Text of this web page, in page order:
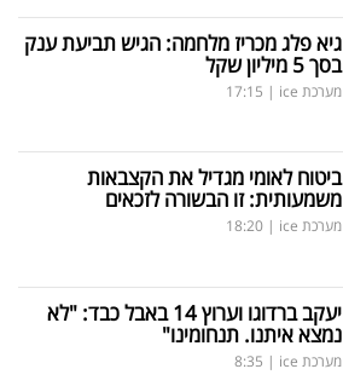
גיא פלג מכריז מלחמה: הגיש תביעת ענק
בסך 5 מיליון שקל
מערכת ice |
17:15
ביטוח לאומי מגדיל את הקצבאות
משמעותית: זו הבשורה לזכאים
מערכת ice |
18:20
יעקב ברדוגו וערוץ 14 באבל כבד: "לא
נמצא איתנו. תנחומינו"
מערכת ice |
8:35